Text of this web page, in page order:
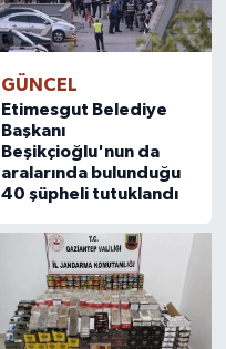
GÜNCEL
Etimesgut Belediye
Başkanı
Beşikçioğlu'nun da
aralarında bulunduğu
40 şüpheli tutuklandı